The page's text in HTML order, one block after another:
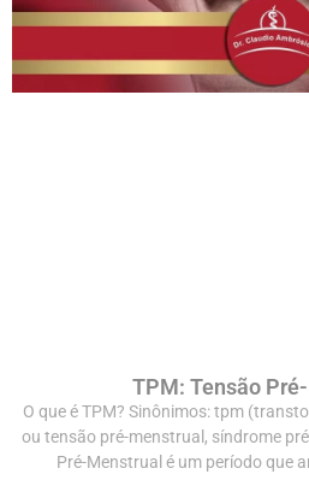
TPM: Tensão
O que é TPM? Sinônimos: tpm
ou tensão pré-menstrual, síndrome
Pré-Menstrual é um período que